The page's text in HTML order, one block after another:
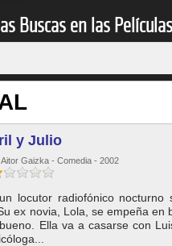
Buscas en las
y Julio
Gaizka - Comedia - 2002
locutor radiofónico
ex novia, Lola, se empeña en
Ella va a casarse con